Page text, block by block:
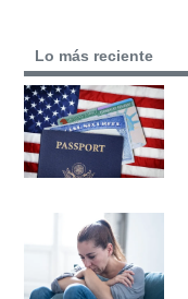
Lo más reciente